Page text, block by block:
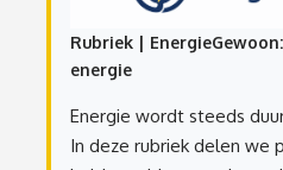
Rubriek |
energie
Energie wordt steeds
In deze rubriek delen we